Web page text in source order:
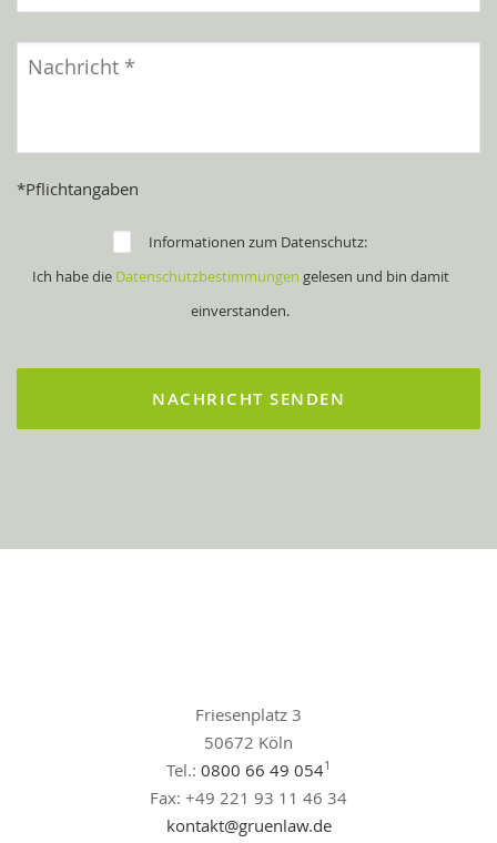
*Pflichtangaben
Informationen zum Datenschutz:
Ich habe die Datenschutzbestimmungen gelesen und bin damit
einverstanden.
Friesenplatz 3
50672 Köln
Tel.: 0800 66 49 0541
Fax: +49 221 93 11 46 34
kontakt@gruenlaw.de